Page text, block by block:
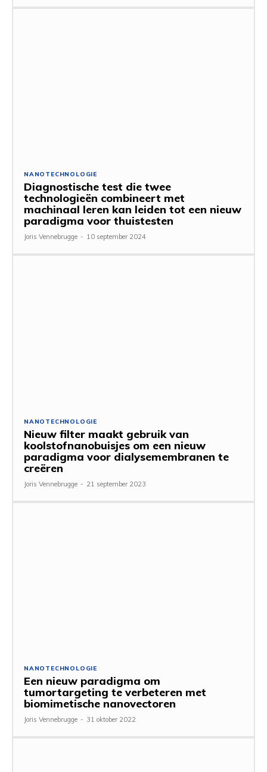
NANOTECHNOLOGIE
Diagnostische test die twee
technologieën combineert met
machinaal leren kan leiden tot een nieuw
paradigma voor thuistesten
Joris Vennebrugge - 10 september 2024
NANOTECHNOLOGIE
Nieuw filter maakt gebruik van
koolstofnanobuisjes om een ​​nieuw
paradigma voor dialysemembranen te
creëren
Joris Vennebrugge - 21 september 2023
NANOTECHNOLOGIE
Een nieuw paradigma om
tumortargeting te verbeteren met
biomimetische nanovectoren
Joris Vennebrugge - 31 oktober 2022